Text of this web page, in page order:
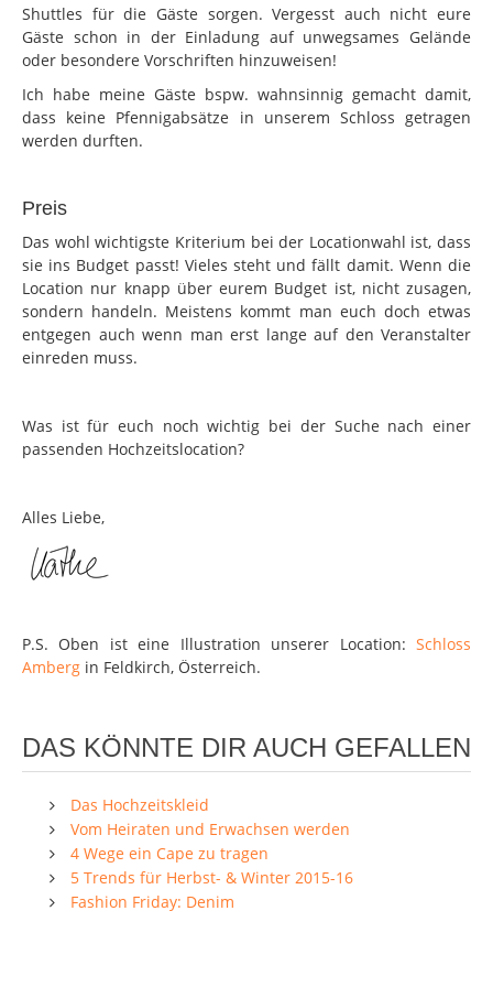
Shuttles für die Gäste sorgen. Vergesst auch nicht eure
Gäste schon in der Einladung auf unwegsames Gelände
oder besondere Vorschriften hinzuweisen!
Ich habe meine Gäste bspw. wahnsinnig gemacht damit,
dass keine Pfennigabsätze in unserem Schloss getragen
werden durften.
Preis
Das wohl wichtigste Kriterium bei der Locationwahl ist, dass
sie ins Budget passt! Vieles steht und fällt damit. Wenn die
Location nur knapp über eurem Budget ist, nicht zusagen,
sondern handeln. Meistens kommt man euch doch etwas
entgegen auch wenn man erst lange auf den Veranstalter
einreden muss.
Was ist für euch noch wichtig bei der Suche nach einer
passenden Hochzeitslocation?
Alles Liebe,
P.S. Oben ist eine Illustration unserer Location: Schloss
Amberg in Feldkirch, Österreich.
DAS KÖNNTE DIR AUCH GEFALLEN
Das Hochzeitskleid
Vom Heiraten und Erwachsen werden
4 Wege ein Cape zu tragen
5 Trends für Herbst- & Winter 2015-16
Fashion Friday: Denim